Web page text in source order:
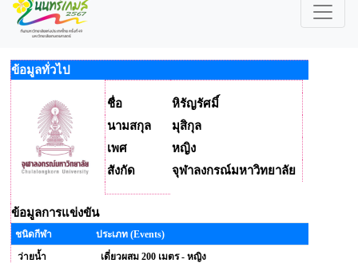
ข้อมูลทั่วไป
ชื่อ
หิรัญรัศมิ์
นามสกุล
มุสิกุล
เพศ
หญิง
สังกัด
จุฬาลงกรณ์มหาวิทยาลัย
ข้อมูลการแข่งขัน
ชนิดกีฬา
ประเภท (Events)
ว่ายน้ำ
เดี่ยวผสม 200 เมตร - หญิง